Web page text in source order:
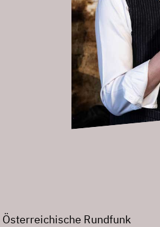
Rundfunk